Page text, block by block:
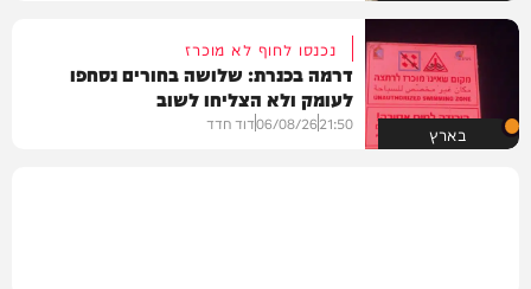
בארץ
נכנסו לחוף לא מוכרז
דרמה בכנרת: שלושה בחורים נסחפו
לעומק ולא הצליחו לשוב
21:50
06/08/26דוד חדד